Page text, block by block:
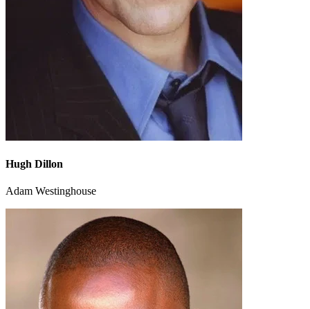
Hugh Dillon
Adam Westinghouse